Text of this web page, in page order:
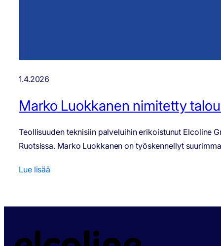
1.4.2026
Marko Luokkanen nimitetty
Teollisuuden teknisiin palveluihin erikoistunut Elcoline
Ruotsissa. Marko Luokkanen on työskennellyt
Lue lisää